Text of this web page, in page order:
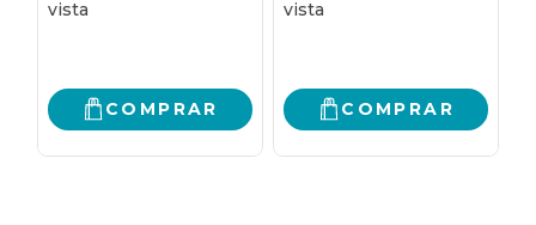
COMPRAR COMPRAR